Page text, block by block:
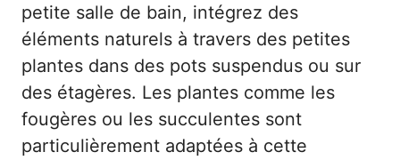
petite salle de bain, intégrez des
éléments naturels à travers des petites
plantes dans des pots suspendus ou sur
des étagères. Les plantes comme les
fougères ou les succulentes sont
particulièrement adaptées à cette